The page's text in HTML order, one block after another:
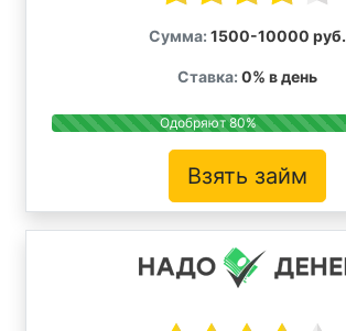
Сумма: 1500-10000 руб.
Ставка: 0% в день
Одобряют 80%
Взять займ